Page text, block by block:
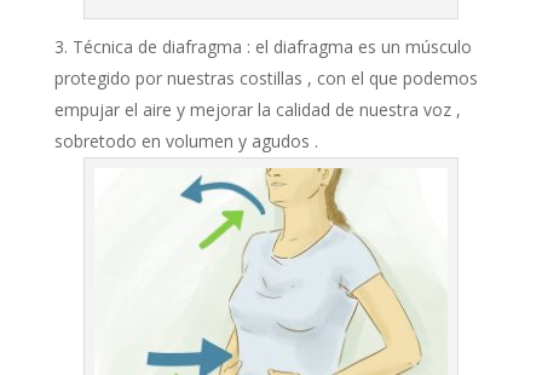
Técnica de diafragma : el diafragma es un músculo
protegido por nuestras costillas , con el que podemos
empujar el aire y mejorar la calidad de nuestra voz ,
sobretodo en volumen y agudos .